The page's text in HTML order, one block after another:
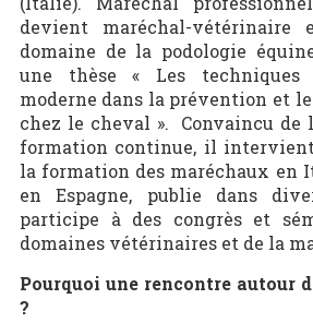
devient maréchal-vétérinaire
domaine de la podologie
une thèse « Les techniques
moderne dans la prévention et
chez le cheval ». Convaincu de
formation continue, il
la formation des maréchaux en
en Espagne, publie dans
participe à des congrès et
domaines vétérinaires et de la
Pourquoi une rencontre autour
?